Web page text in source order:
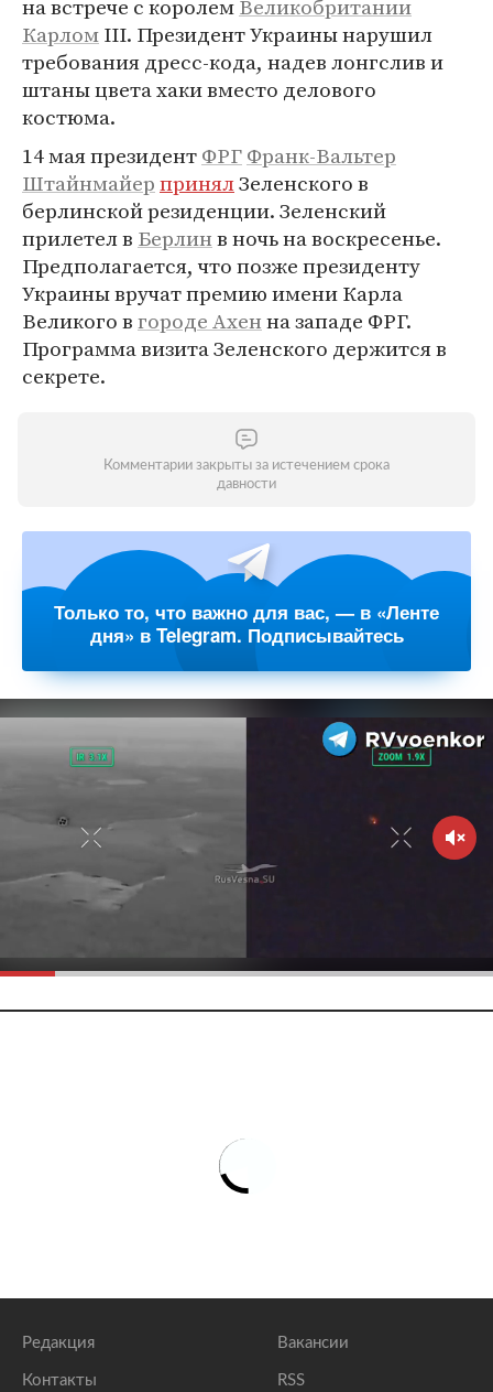
на встрече с королемВеликобритании
КарломIII. Президент Украины нарушил
требования дресс-кода, надев лонгслив и
штаны цвета хаки вместо делового
костюма.
14 мая президентФРГФранк-Вальтер
ШтайнмайерпринялЗеленского в
берлинской резиденции. Зеленский
прилетел в Берлинв ночь на воскресенье.
Предполагается, что позже президенту
Украины вручат премию имени Карла
Великого вгороде Ахенна западе ФРГ.
Программа визита Зеленского держится в
секрете.
Комментарии закрыты за истечением срока
давности
Только то, что важно для вас, — в «Ленте
дня» в Telegram. Подписывайтесь
Редакция
Контакты
Вакансии
RSS